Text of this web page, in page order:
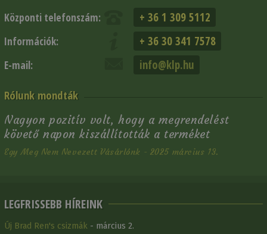
Központi telefonszám: + 36 1 309 5112
Információk: + 36 30 341 7578
E-mail: info@klp.hu
Rólunk mondták
Nagyon pozitív volt, hogy a megrendelést
követő napon kiszállították a terméket
Egy Meg Nem Nevezett Vásárlónk - 2025 március 13.
LEGFRISSEBB HÍREINK
Új Brad Ren's csizmák - március 2.